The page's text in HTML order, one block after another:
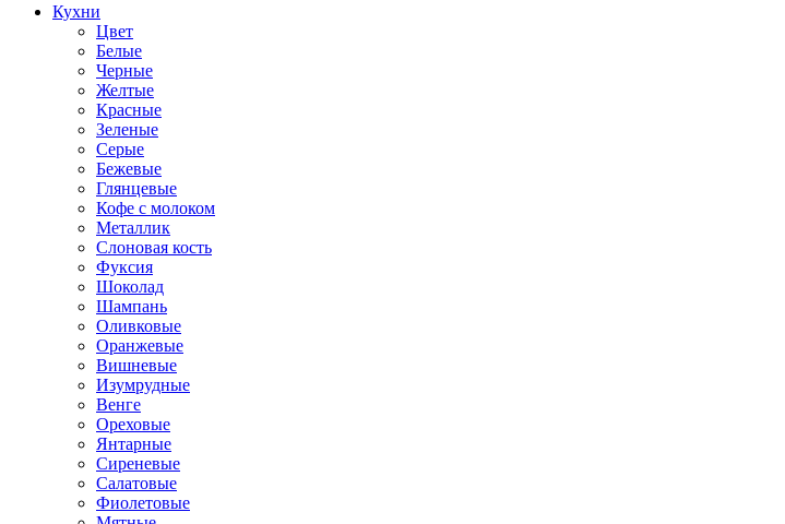
Кухни
Цвет
Белые
Черные
Желтые
Красные
Зеленые
Серые
Бежевые
Глянцевые
Кофе с молоком
Металлик
Слоновая кость
Фуксия
Шоколад
Шампань
Оливковые
Оранжевые
Вишневые
Изумрудные
Венге
Ореховые
Янтарные
Сиреневые
Салатовые
Фиолетовые